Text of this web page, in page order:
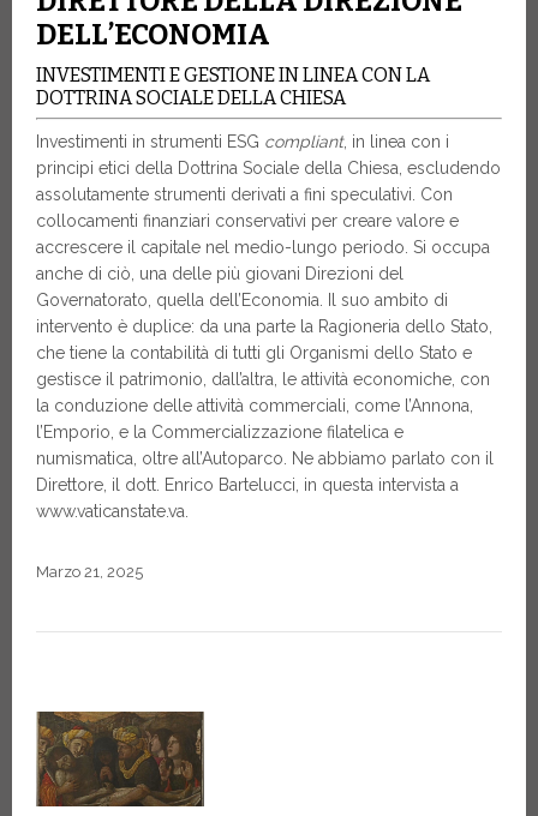
DELL’ECONOMIA
INVESTIMENTI E GESTIONE IN LINEA CON LA
DOTTRINA SOCIALE DELLA CHIESA
Investimenti in strumenti ESG compliant, in linea con i
principi etici della Dottrina Sociale della Chiesa, escludendo
assolutamente strumenti derivati a fini speculativi. Con
collocamenti finanziari conservativi per creare valore e
accrescere il capitale nel medio-lungo periodo. Si occupa
anche di ciò, una delle più giovani Direzioni del
Governatorato, quella dell’Economia. Il suo ambito di
intervento è duplice: da una parte la Ragioneria dello Stato,
che tiene la contabilità di tutti gli Organismi dello Stato e
gestisce il patrimonio, dall’altra, le attività economiche, con
la conduzione delle attività commerciali, come l’Annona,
l’Emporio, e la Commercializzazione filatelica e
numismatica, oltre all’Autoparco. Ne abbiamo parlato con il
Direttore, il dott. Enrico Bartelucci, in questa intervista a
www.vaticanstate.va.
Marzo 21, 2025